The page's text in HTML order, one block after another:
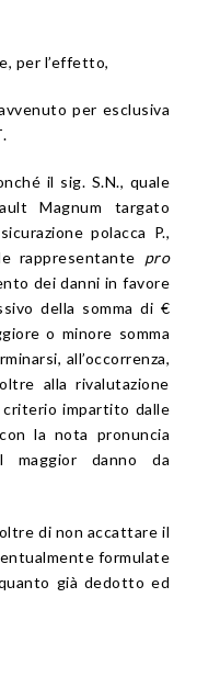
per l’effetto,
per esclusiva
il sig. S.N., quale
Magnum targato
polacca P.,
rappresentante pro
dei danni in favore
della somma di €
o minore somma
all’occorrenza,
alla rivalutazione
impartito dalle
la nota pronuncia
maggior danno da
di non accattare il
formulate
già dedotto ed